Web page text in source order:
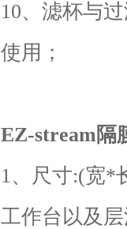
10、滤杯与
使用；
EZ-stream隔
1、尺寸:(宽*
工作台以及